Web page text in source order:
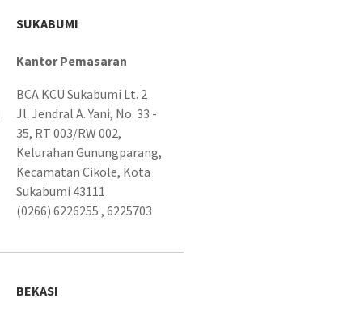
SUKABUMI
Kantor Pemasaran
BCA KCU Sukabumi Lt. 2
Jl. Jendral A. Yani, No. 33 -
35, RT 003/RW 002,
Kelurahan Gunungparang,
Kecamatan Cikole, Kota
Sukabumi 43111
(0266) 6226255 , 6225703
BEKASI